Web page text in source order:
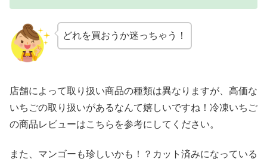
どれを買おうか迷っちゃう！
店舗によって取り扱い商品の種類は異なりますが、高価な
いちごの取り扱いがあるなんて嬉しいですね！冷凍いちご
の商品レビューはこちらを参考にしてください。
また、マンゴーも珍しいかも！？カット済みになっている